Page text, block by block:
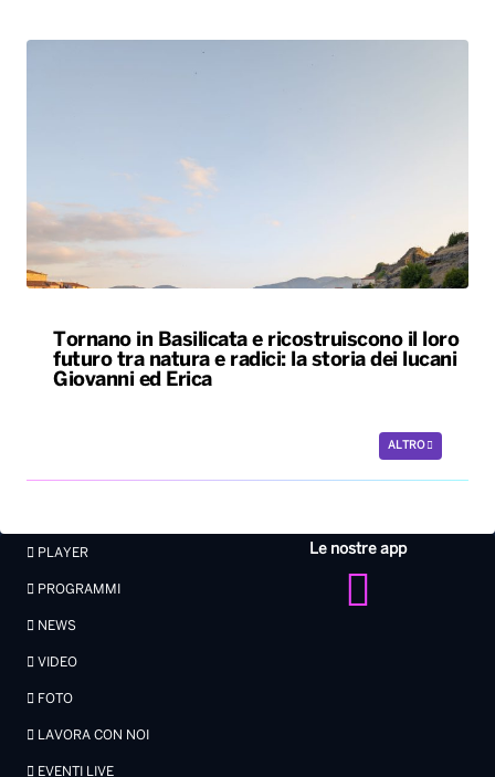
Tornano in Basilicata e ricostruiscono il loro
futuro tra natura e radici: la storia dei lucani
Giovanni ed Erica
ALTRO
Le nostre app
PLAYER
PROGRAMMI
NEWS
VIDEO
FOTO
LAVORA CON NOI
EVENTI LIVE